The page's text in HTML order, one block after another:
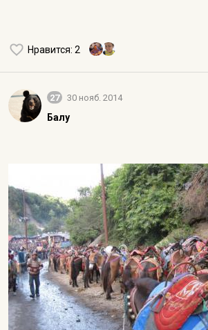
Нравится: 2
27 30 нояб. 2014
Балу